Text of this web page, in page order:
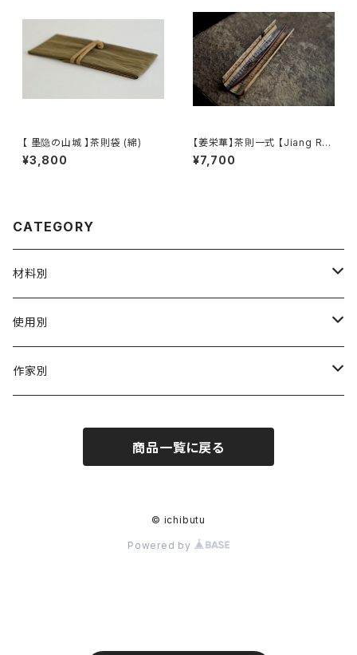
【 墨隐の山城 】茶則袋 (綿)
¥3,800
【姜栄華】茶則一式 【Jiang Ro
nghua】A complete tea tray
set
¥7,700
CATEGORY
材料別
陶磁器
ガラス
使用別
茶壺 急须 土瓶
作家別
商品一覧に戻る
© ichibutu
Powered by